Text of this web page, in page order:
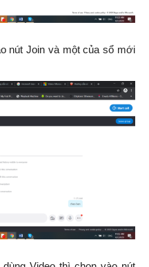
nút Join và một của sổ mới